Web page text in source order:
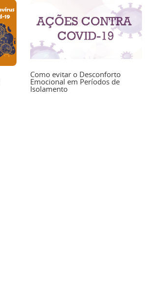
Como evitar o Desconforto
Emocional em Períodos de
Isolamento